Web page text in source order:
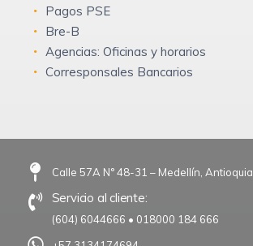
Pagos PSE
Bre-B
Agencias: Oficinas y horarios
Corresponsales Bancarios
Calle 57A N° 48-31 – Medellín, Antioquia
Servicio al cliente:
(604) 6044666 • 018000 184 666